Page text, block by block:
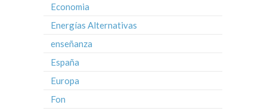
Economia
Energías Alternativas
enseñanza
España
Europa
Fon